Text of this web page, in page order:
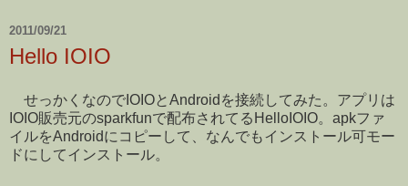
2011/09/21
Hello IOIO
せっかくなのでIOIOとAndroidを接続してみた。アプリは
IOIO販売元のsparkfunで配布されてるHelloIOIO。apkファ
イルをAndroidにコピーして、なんでもインストール可モー
ドにしてインストール。